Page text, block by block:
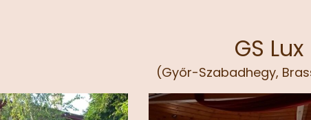
GS Lux
(Győr-Szabadhegy,